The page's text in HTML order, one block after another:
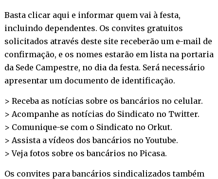
Basta clicar aqui e informar quem vai à festa,
incluindo dependentes. Os convites gratuitos
solicitados através deste site receberão um e-mail de
confirmação, e os nomes estarão em lista na portaria
da Sede Campestre, no dia da festa. Será necessário
apresentar um documento de identificação.
> Receba as notícias sobre os bancários no celular.
> Acompanhe as notícias do Sindicato no Twitter.
> Comunique-se com o Sindicato no Orkut.
> Assista a vídeos dos bancários noYoutube.
> Veja fotos sobre os bancários no Picasa.
Os convites para bancários sindicalizados também